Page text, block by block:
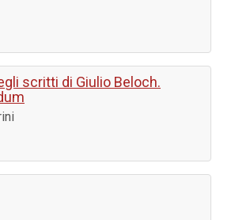
scritti di Giulio Beloch.